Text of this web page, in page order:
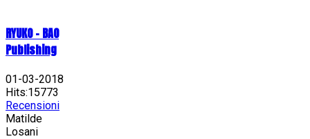
RYUKO - BAO
Publishing
01-03-2018
Hits:15773
Recensioni
Matilde
Losani